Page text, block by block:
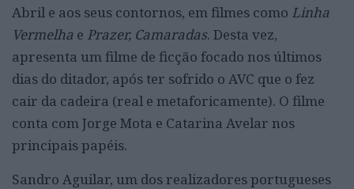
Abril e aos seus contornos, em filmes como Linha
Vermelha e Prazer, Camaradas. Desta vez,
apresenta um filme de ficção focado nos últimos
dias do ditador, após ter sofrido o AVC que o fez
cair da cadeira (real e metaforicamente). O filme
conta com Jorge Mota e Catarina Avelar nos
principais papéis.
Sandro Aguilar, um dos realizadores portugueses